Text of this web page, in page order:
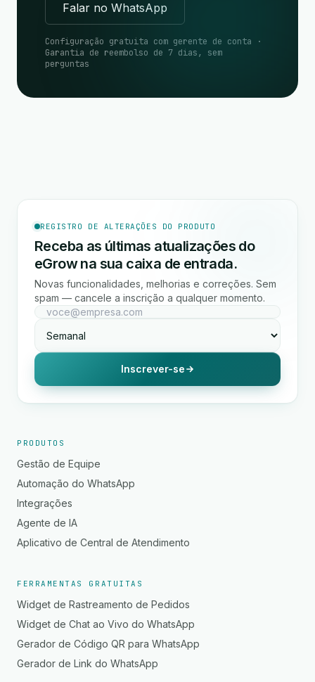
Falar no WhatsApp
Configuração gratuita com gerente de conta ·
Garantia de reembolso de 7 dias, sem
perguntas
REGISTRO DE ALTERAÇÕES DO PRODUTO
Receba as últimas atualizações do
eGrow na sua caixa de entrada.
Novas funcionalidades, melhorias e correções. Sem
spam — cancele a inscrição a qualquer momento.
Inscrever-se
PRODUTOS
Gestão de Equipe
Automação do WhatsApp
Integrações
Agente de IA
Aplicativo de Central de Atendimento
FERRAMENTAS GRATUITAS
Widget de Rastreamento de Pedidos
Widget de Chat ao Vivo do WhatsApp
Gerador de Código QR para WhatsApp
Gerador de Link do WhatsApp